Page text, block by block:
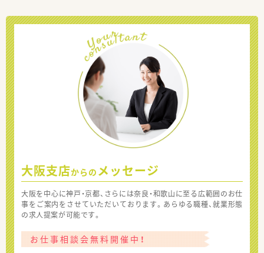
大阪支店からの メッセージ
大阪を中心に神戸・京都、さらには奈良・和歌山に至る広範囲のお仕
事をご案内をさせていただいております。あらゆる職種、就業形態
の求人提案が可能です。
お仕事相談会無料開催中！